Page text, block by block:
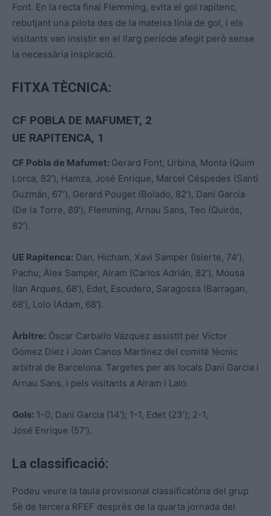
Font. En la recta final Flemming, evita el gol rapitenc,
rebutjant una pilota des de la mateixa línia de gol, i els
visitants van insistir en el llarg període afegit però sense
la necessària inspiració.
FITXA TÈCNICA:
CF POBLA DE MAFUMET, 2
UE RAPITENCA, 1
CF Pobla de Mafumet: Gerard Font, Urbina, Monta (Quim
Lorca, 82′), Hamza, José Enrique, Marcel Céspedes (Santi
Guzmán, 67′), Gerard Pouget (Bolado, 82′), Dani Garcia
(De la Torre, 89′), Flemming, Arnau Sans, Teo (Quirós,
82′).
UE Rapitenca: Dan, Hicham, Xavi Samper (Isierte, 74′),
Pachu, Àlex Samper, Airam (Carlos Adrián, 82′), Mousa
(Ian Arques, 68′), Edet, Escudero, Saragossa (Barragan,
68′), Lolo (Adam, 68′).
Àrbitre: Òscar Carballo Vázquez assistit per Víctor
Gómez Díez i Joan Canos Martínez del comitè tècnic
arbitral de Barcelona. Targetes per als locals Dani Garcia i
Arnau Sans, i pels visitants a Airam i Lalo.
Gols: 1-0, Dani Garcia (14′); 1-1, Edet (23′); 2-1,
José Enrique (57′).
La classificació:
Podeu veure la taula provisional classificatòria del grup
5è de tercera RFEF després de la quarta jornada del